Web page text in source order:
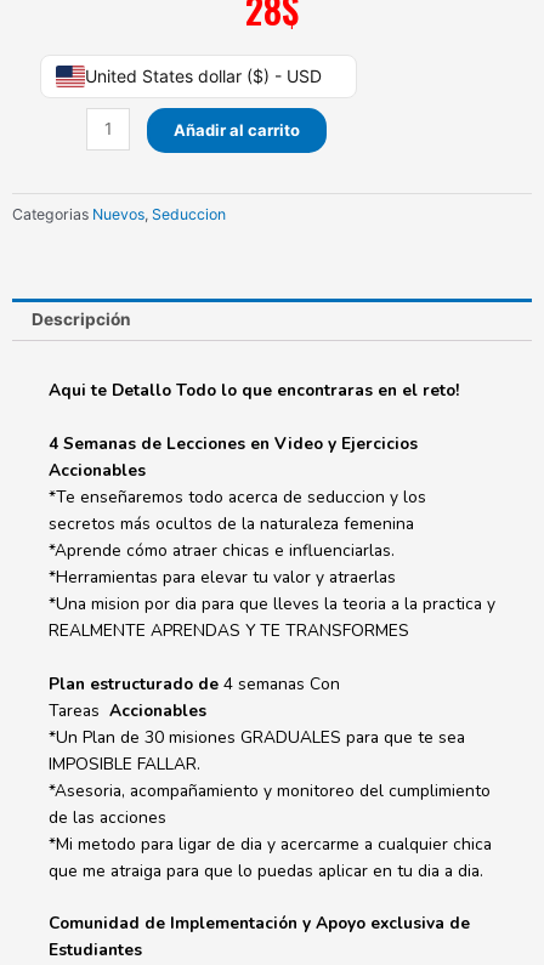
United States dollar ($) - USD
Seductor
Experto
cantidad
Añadir al carrito
Categorias Nuevos, Seduccion
Descripción
Aqui te Detallo Todo lo que encontraras en el reto!
4 Semanas de Lecciones en Video y Ejercicios
Accionables
*Te enseñaremos todo acerca de seduccion y los
secretos más ocultos de la naturaleza femenina
*Aprende cómo atraer chicas e influenciarlas.
*Herramientas para elevar tu valor y atraerlas
*Una mision por dia para que lleves la teoria a la practica y
REALMENTE APRENDAS Y TE TRANSFORMES
Plan estructurado de 4 semanas Con
Tareas Accionables
*Un Plan de 30 misiones GRADUALES para que te sea
IMPOSIBLE FALLAR.
*Asesoria, acompañamiento y monitoreo del cumplimiento
de las acciones
*Mi metodo para ligar de dia y acercarme a cualquier chica
que me atraiga para que lo puedas aplicar en tu dia a dia.
Comunidad de Implementación y Apoyo exclusiva de
Estudiantes